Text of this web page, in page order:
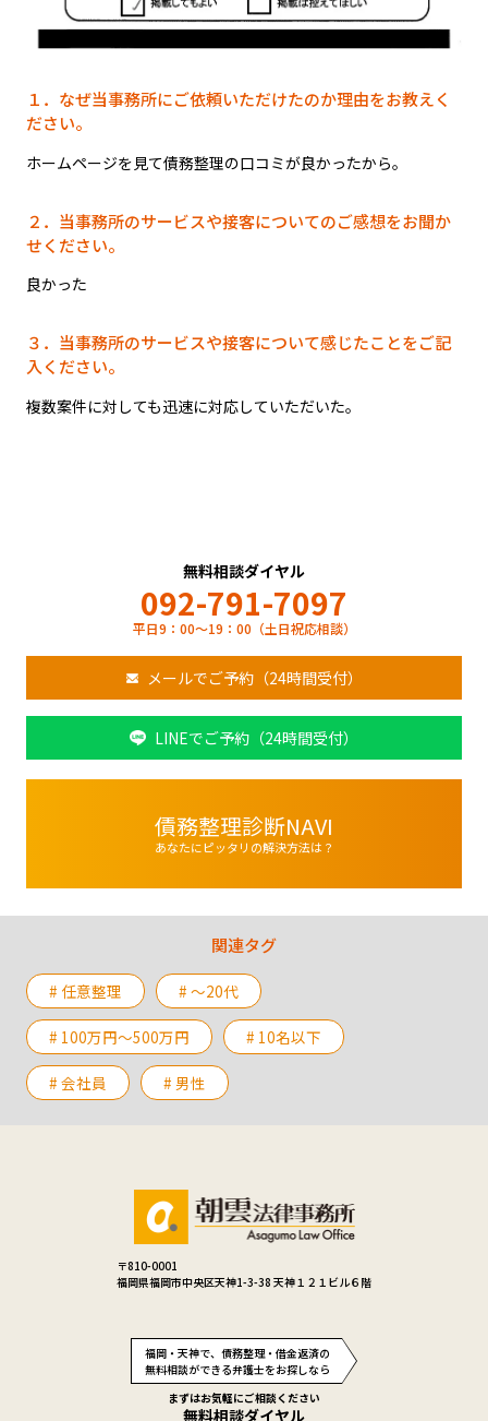
１．なぜ当事務所にご依頼いただけたのか理由をお教えく
ださい。
ホームページを見て債務整理の口コミが良かったから。
２．当事務所のサービスや接客についてのご感想をお聞か
せください。
良かった
３．当事務所のサービスや接客について感じたことをご記
入ください。
複数案件に対しても迅速に対応していただいた。
無料相談ダイヤル
092-791-7097
平日9：00～19：00（土日祝応相談）
メールでご予約（24時間受付）
LINEでご予約（24時間受付）
債務整理診断NAVI
あなたにピッタリの解決方法は？
関連タグ
# 任意整理 # 〜20代
# 100万円〜500万円 # 10名以下
# 会社員 # 男性
〒810-0001
福岡県福岡市中央区天神1-3-38 天神１２１ビル６階
福岡・天神で、債務整理・借金返済の
無料相談ができる弁護士をお探しなら
まずはお気軽にご相談ください
無料相談ダイヤル